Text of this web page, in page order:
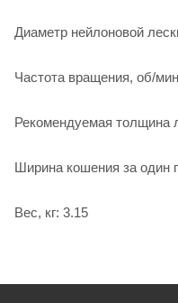
Диаметр нейлоновой
Частота вращения, об/
Рекомендуемая толщина
Ширина кошения за один
Вес, кг: 3.15